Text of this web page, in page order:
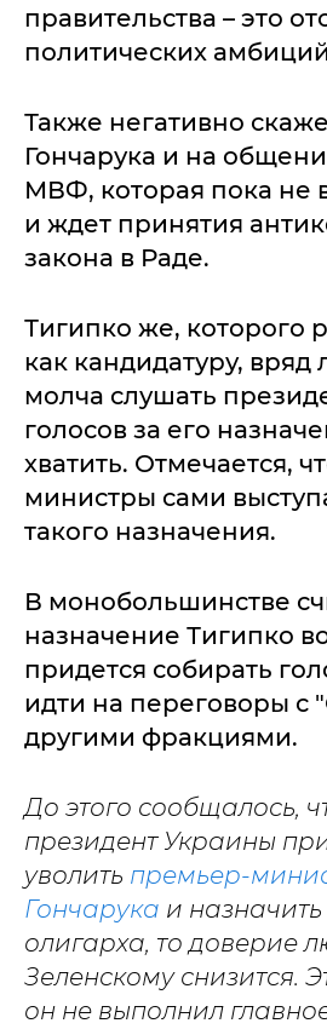
правительства – это
политических
Также негативно
Гончарука и на
МВФ, которая пока не
и ждет принятия
закона в Раде.
Тигипко же, которого
как кандидатуру, вряд
молча слушать
голосов за его
хватить. Отмечается,
министры сами
такого назначения.
В монобольшинстве
назначение Тигипко
придется собирать
идти на переговоры
другими фракциями.
До этого сообщалось,
президент Украины
уволить премьер-
Гончарука и назначить
олигарха, то доверие
Зеленскому снизится.
он не выполнил